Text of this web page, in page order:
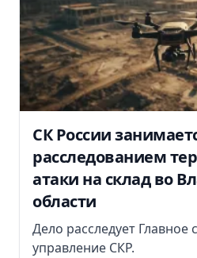
СК России
расследованием
атаки на склад во
области
Дело расследует Главное
управление СКР.